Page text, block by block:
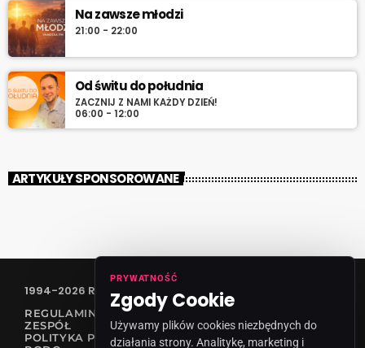
Na zawsze młodzi
21:00 - 22:00
Od świtu do południa
ZACZNIJ Z NAMI KAŻDY DZIEŃ!
06:00 - 12:00
ARTYKUŁY SPONSOROWANE
1994-2026 RADIO VANESSA SPÓŁKA Z O.O
REGULAMIN KONKURSÓW
ZESPÓŁ
POLITYKA PRYWATNOŚCI
PRYWATNOŚĆ
Zgody Cookie
Używamy plików cookies niezbędnych do
działania strony. Analitykę, marketing i